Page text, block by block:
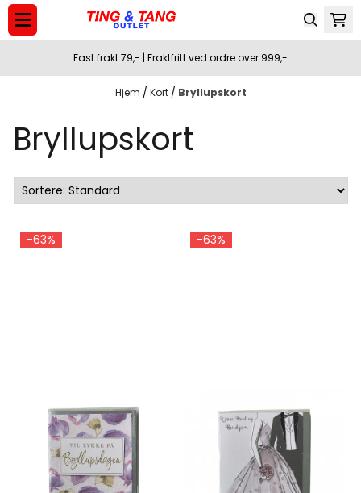
Hopp til innhold
Fast frakt 79,- | Fraktfritt ved ordre over 999,-
Hjem / Kort / Bryllupskort
Bryllupskort
-63% -63%